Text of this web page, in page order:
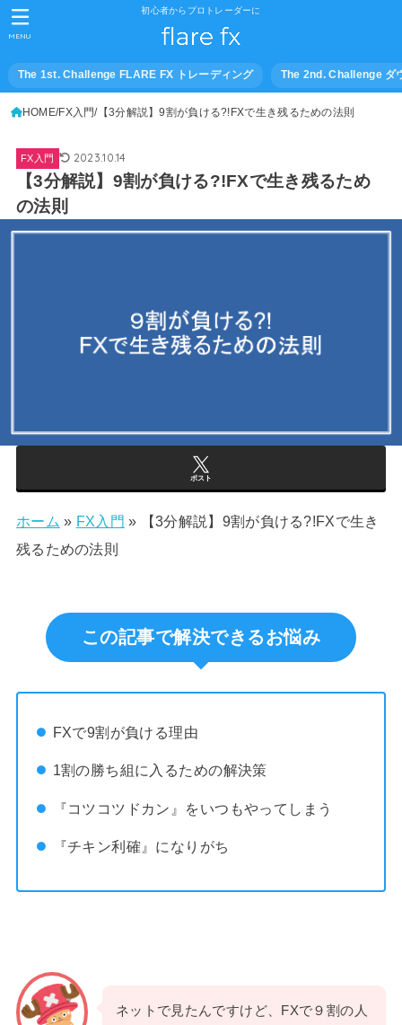
初心者からプロトレーダーに
The 1st. Challenge FLARE FX トレーディング The 2nd. Challenge ダ
MENU
HOME FX入門 【3分解説】9割が負ける?!FXで生き残るための法則
FX入門 2023.10.14
【3分解説】9割が負ける?!FXで生き残るため
の法則
ポスト
ホーム » FX入門 » 【3分解説】9割が負ける?!FXで生き
残るための法則
この記事で解決できるお悩み
FXで9割が負ける理由
1割の勝ち組に入るための解決策
『コツコツドカン』をいつもやってしまう
『チキン利確』になりがち
ネットで見たんですけど、FXで９割の人